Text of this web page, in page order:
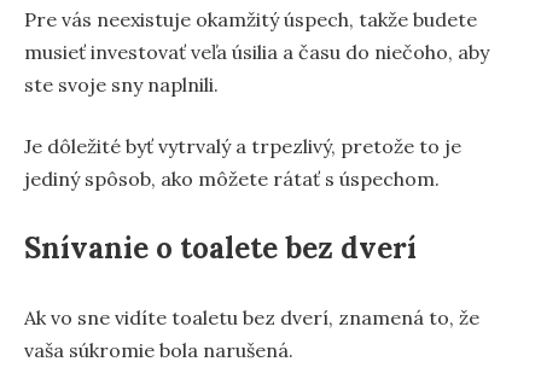
Pre vás neexistuje okamžitý úspech, takže budete
musieť investovať veľa úsilia a času do niečoho, aby
ste svoje sny naplnili.
Je dôležité byť vytrvalý a trpezlivý, pretože to je
jediný spôsob, ako môžete rátať s úspechom.
Snívanie o toalete bez dverí
Ak vo sne vidíte toaletu bez dverí, znamená to, že
vaša súkromie bola narušená.